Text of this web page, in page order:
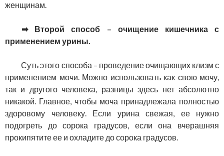
женщинам.
➡ Второй способ – очищение кишечника с
применением урины.
Суть этого способа – проведение очищающих клизм с
применением мочи. Можно использовать как свою мочу,
так и другого человека, разницы здесь нет абсолютно
никакой. Главное, чтобы моча принадлежала полностью
здоровому человеку. Если урина свежая, ее нужно
подогреть до сорока градусов, если она вчерашняя
прокипятите ее и охладите до сорока градусов.